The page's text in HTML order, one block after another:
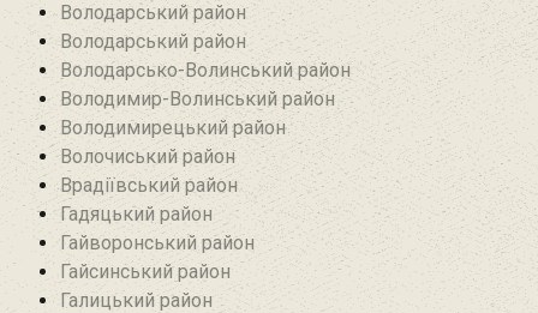
Володарський район
Володарський район
Володарсько-Волинський район
Володимир-Волинський район
Володимирецький район‎
Волочиський район
Врадіївський район‎
Гадяцький район
Гайворонський район
Гайсинський район
Галицький район